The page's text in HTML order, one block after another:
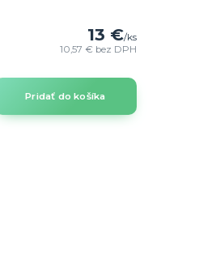
13 €/ks
10,57 € bez DPH
Pridať do košíka